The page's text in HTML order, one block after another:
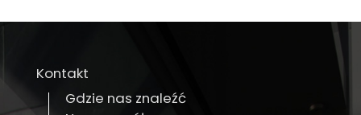
Kontakt
Gdzie nas znaleźć